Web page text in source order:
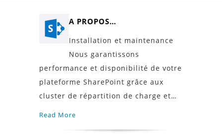
A PROPOS…
Installation et maintenance
Nous garantissons
performance et disponibilité de votre
plateforme SharePoint grâce aux
cluster de répartition de charge et…
Read More